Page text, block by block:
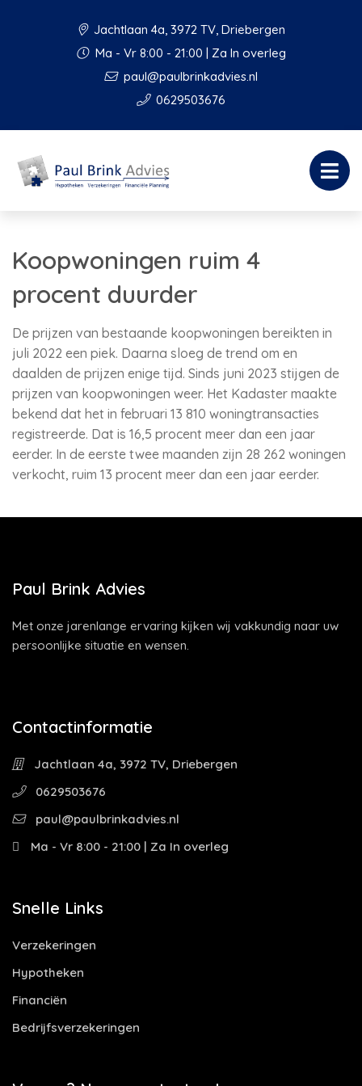
Jachtlaan 4a, 3972 TV, Driebergen
Ma - Vr 8:00 - 21:00 | Za In overleg
paul@paulbrinkadvies.nl
0629503676
Koopwoningen ruim 4
procent duurder
De prijzen van bestaande koopwoningen bereikten in
juli 2022 een piek. Daarna sloeg de trend om en
daalden de prijzen enige tijd. Sinds juni 2023 stijgen de
prijzen van koopwoningen weer. Het Kadaster maakte
bekend dat het in februari 13 810 woningtransacties
registreerde. Dat is 16,5 procent meer dan een jaar
eerder. In de eerste twee maanden zijn 28 262 woningen
verkocht, ruim 13 procent meer dan een jaar eerder.
Paul Brink Advies
Met onze jarenlange ervaring kijken wij vakkundig naar uw
persoonlijke situatie en wensen.
Contactinformatie
Jachtlaan 4a, 3972 TV, Driebergen
0629503676
paul@paulbrinkadvies.nl
Ma - Vr 8:00 - 21:00 | Za In overleg
Snelle Links
Verzekeringen
Hypotheken
Financiën
Bedrijfsverzekeringen